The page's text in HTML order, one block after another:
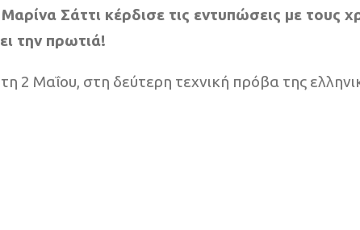
Σάττι κέρδισε τις εντυπώσεις με τους
την πρωτιά!
2 Μαΐου, στη δεύτερη τεχνική πρόβα της